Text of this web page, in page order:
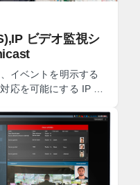
ビデオ監視シ
イベントを明示する
応を可能にする IP ビ